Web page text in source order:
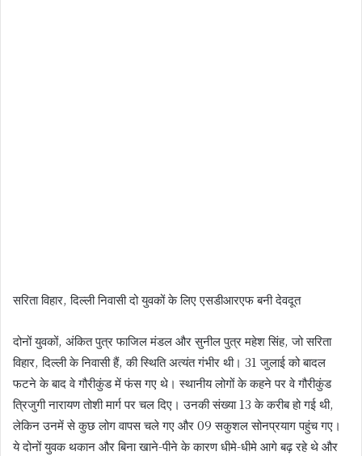
सरिता विहार, दिल्ली निवासी दो युवकों के लिए एसडीआरएफ बनी देवदूत
दोनों युवकों, अंकित पुत्र फाजिल मंडल और सुनील पुत्र महेश सिंह, जो सरिता
विहार, दिल्ली के निवासी हैं, की स्थिति अत्यंत गंभीर थी। 31 जुलाई को बादल
फटने के बाद वे गौरीकुंड में फंस गए थे। स्थानीय लोगों के कहने पर वे गौरीकुंड
त्रिजुगी नारायण तोशी मार्ग पर चल दिए। उनकी संख्या 13 के करीब हो गई थी,
लेकिन उनमें से कुछ लोग वापस चले गए और 09 सकुशल सोनप्रयाग पहुंच गए।
ये दोनों युवक थकान और बिना खाने-पीने के कारण धीमे-धीमे आगे बढ़ रहे थे और